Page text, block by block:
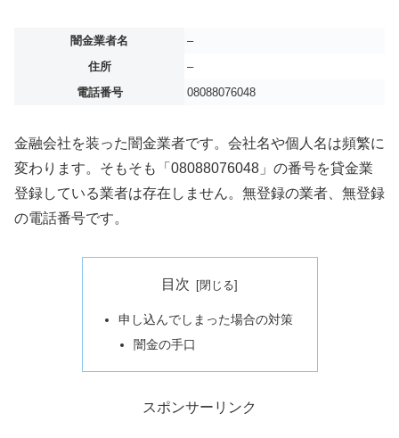
闇金業者名
–
住所
–
電話番号
08088076048
金融会社を装った闇金業者です。会社名や個人名は頻繁に
変わります。そもそも「08088076048」の番号を貸金業
登録している業者は存在しません。無登録の業者、無登録
の電話番号です。
目次
申し込んでしまった場合の対策
闇金の手口
スポンサーリンク